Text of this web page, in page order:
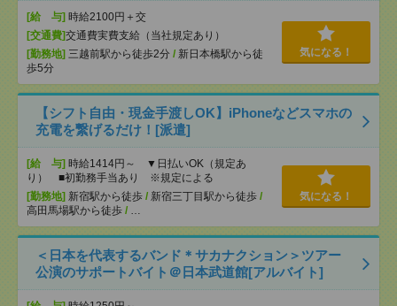
[給 与] 時給2100円＋交
[交通費]交通費実費支給（当社規定あり）
[勤務地] 三越前駅から徒歩2分 / 新日本橋駅から徒
歩5分
気になる！
【シフト自由・現金手渡しOK】iPhoneなどスマホの
充電を繋げるだけ！[派遣]
[給 与] 時給1414円～ ▼日払いOK（規定あ
り） ■初勤務手当あり ※規定による
[勤務地] 新宿駅から徒歩 / 新宿三丁目駅から徒歩 /
高田馬場駅から徒歩 / …
気になる！
＜日本を代表するバンド＊サカナクション＞ツアー
公演のサポートバイト＠日本武道館[アルバイト]